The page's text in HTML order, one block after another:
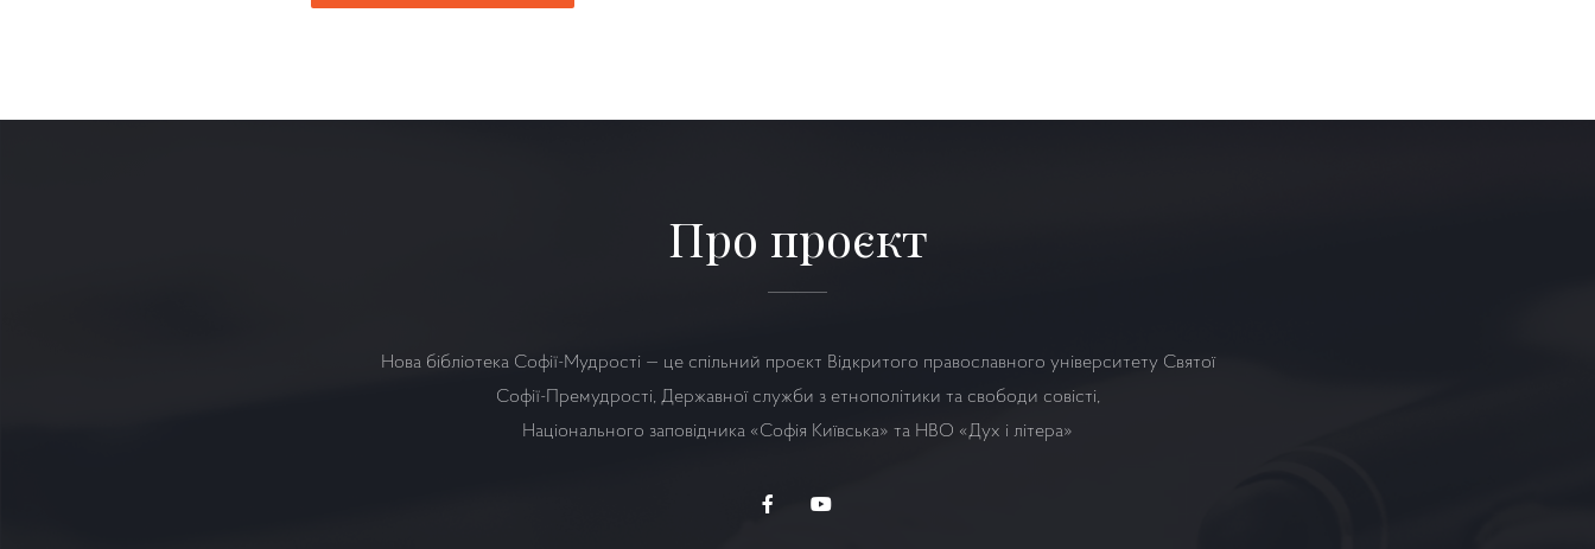
Про проєкт
Нова бібліотека Софії-Мудрості — це спільний проєкт Відкритого православного університету Святої
Софії-Премудрості, Державної служби з етнополітики та свободи совісті,
Національного заповідника «Софія Київська» та НВО «Дух і літера»